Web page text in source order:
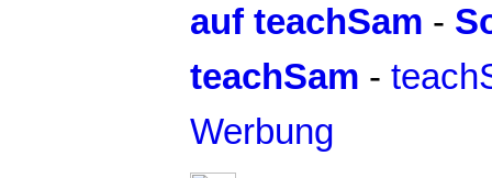
auf teachSam -
teachSam -
Werbung